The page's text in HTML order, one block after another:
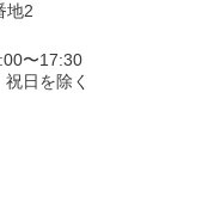
地2
〜17:30
日を除く